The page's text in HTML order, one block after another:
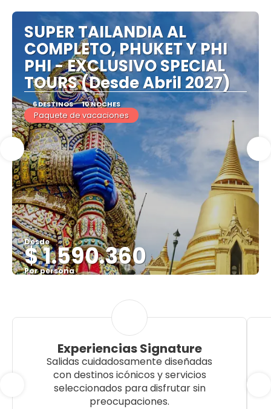
SUPER TAILANDIA AL
COMPLETO, PHUKET Y PHI
PHI - EXCLUSIVO SPECIAL
TOURS (Desde Abril 2027)
6 DESTINOS 10 NOCHES
Paquete de vacaciones
Desde
$ 1.590.360
Por persona
Experiencias Signature
Salidas cuidadosamente diseñadas
con destinos icónicos y servicios
seleccionados para disfrutar sin
preocupaciones.